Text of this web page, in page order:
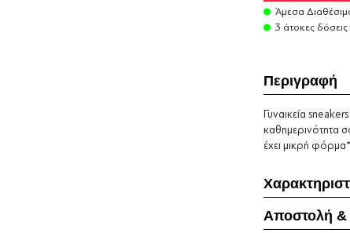
Άμεσα
3 άτοκες
Περιγραφή
Γυναικεία
καθημερινότητα
έχει μικρή φόρμα*
Αποστολή